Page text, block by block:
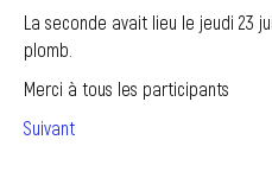
La seconde avait lieu le jeudi 23
plomb.
Merci à tous les participants
Suivant